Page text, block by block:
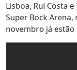
Lisboa, Rui Costa
Super Bock Arena,
novembro já estão